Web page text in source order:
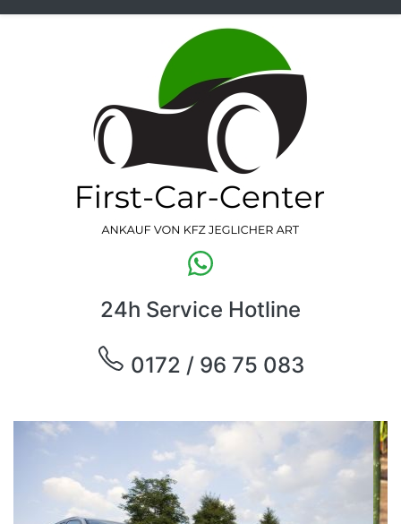
24h Service Hotline
0172 / 96 75 083